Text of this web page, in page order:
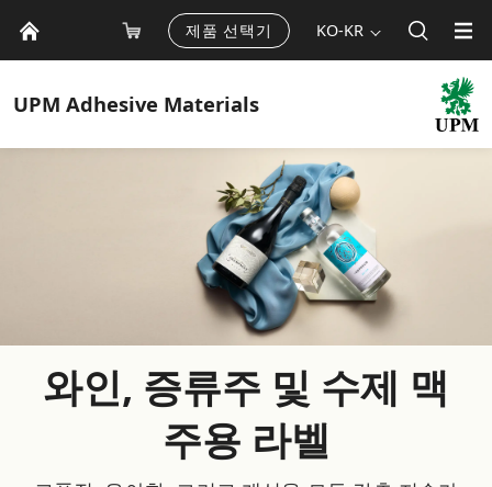
제품 선택기 KO-KR
UPM Adhesive Materials
와인, 증류주 및 수제 맥
주용 라벨